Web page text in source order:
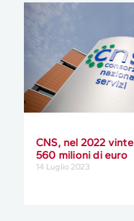
CNS, nel 2022
560 milioni di euro
14 Luglio 2023